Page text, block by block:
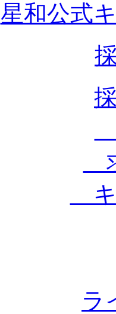
星和公式
キ
ラ